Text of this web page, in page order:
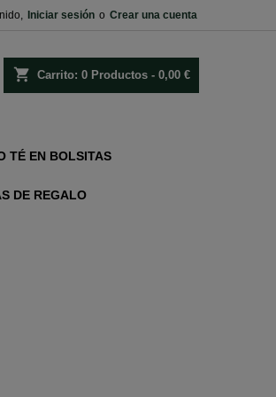
Iniciar sesión o Crear una cuenta
shopping_cart Carrito: 0 Productos - 0,00 €
TÉ EN BOLSITAS
DE REGALO